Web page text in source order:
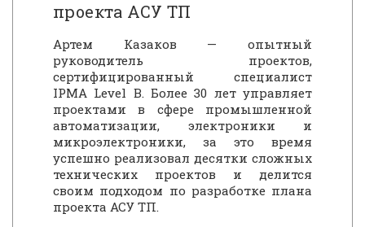
проекта АСУ ТП
Артем Казаков — опытный
руководитель проектов,
сертифицированный специалист
IPMA Level B. Более 30 лет управляет
проектами в сфере промышленной
автоматизации, электроники и
микроэлектроники, за это время
успешно реализовал десятки сложных
технических проектов и делится
своим подходом по разработке плана
проекта АСУ ТП.